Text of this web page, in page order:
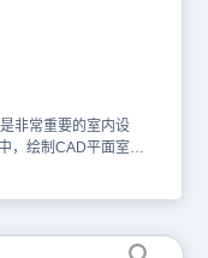
用途。
非常重要的室内设
，绘制CAD平面室内
平面室内图纸